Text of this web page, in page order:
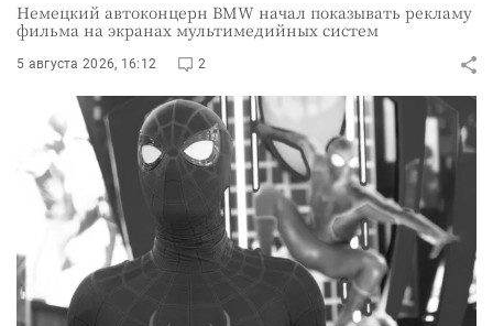
Немецкий автоконцерн BMW начал показывать рекламу
фильма на экранах мультимедийных систем
5 августа 2026, 16:12 2